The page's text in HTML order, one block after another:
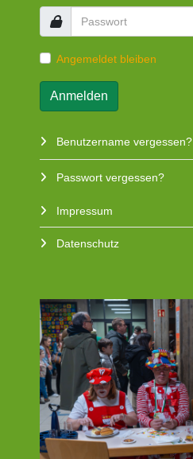
Angemeldet bleiben
Anmelden
Benutzername vergessen?
Passwort vergessen?
Impressum
Datenschutz